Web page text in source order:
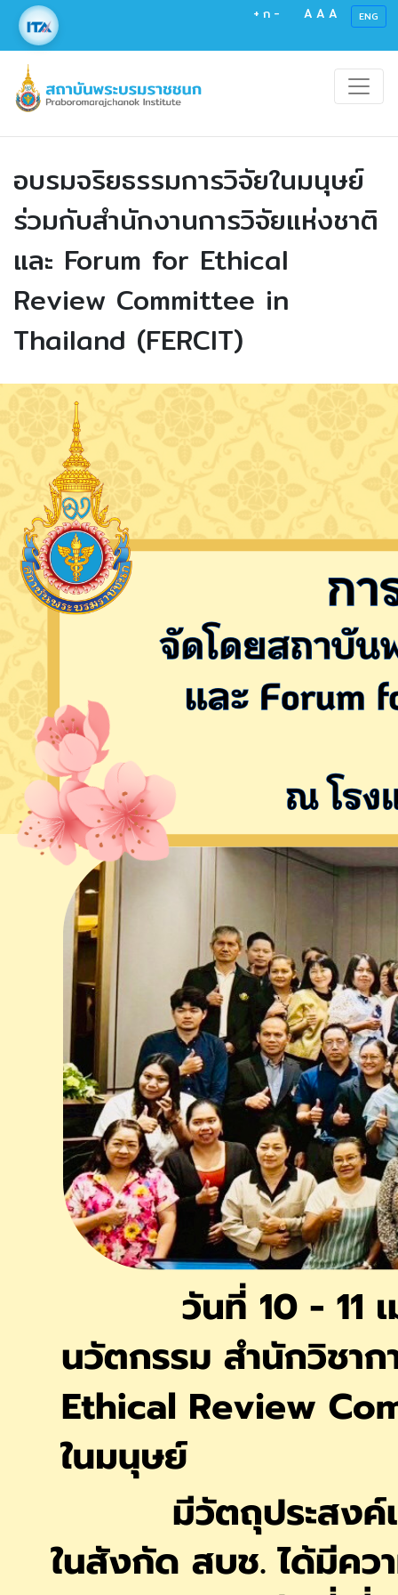
+ ก - A A A ENG
อบรมจริยธรรมการวิจัยในมนุษย์
ร่วมกับสำนักงานการวิจัยแห่งชาติ
และ Forum for Ethical
Review Committee in
Thailand (FERCIT)